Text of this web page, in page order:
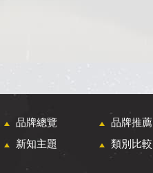
品牌總覽 品牌推薦
新知主題
類別比較